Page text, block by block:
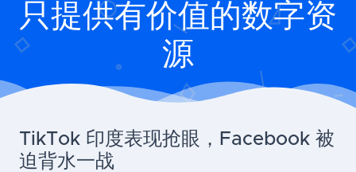
只提供有价值的数字资
源
TikTok 印度表现抢眼，Facebook 被
迫背水一战